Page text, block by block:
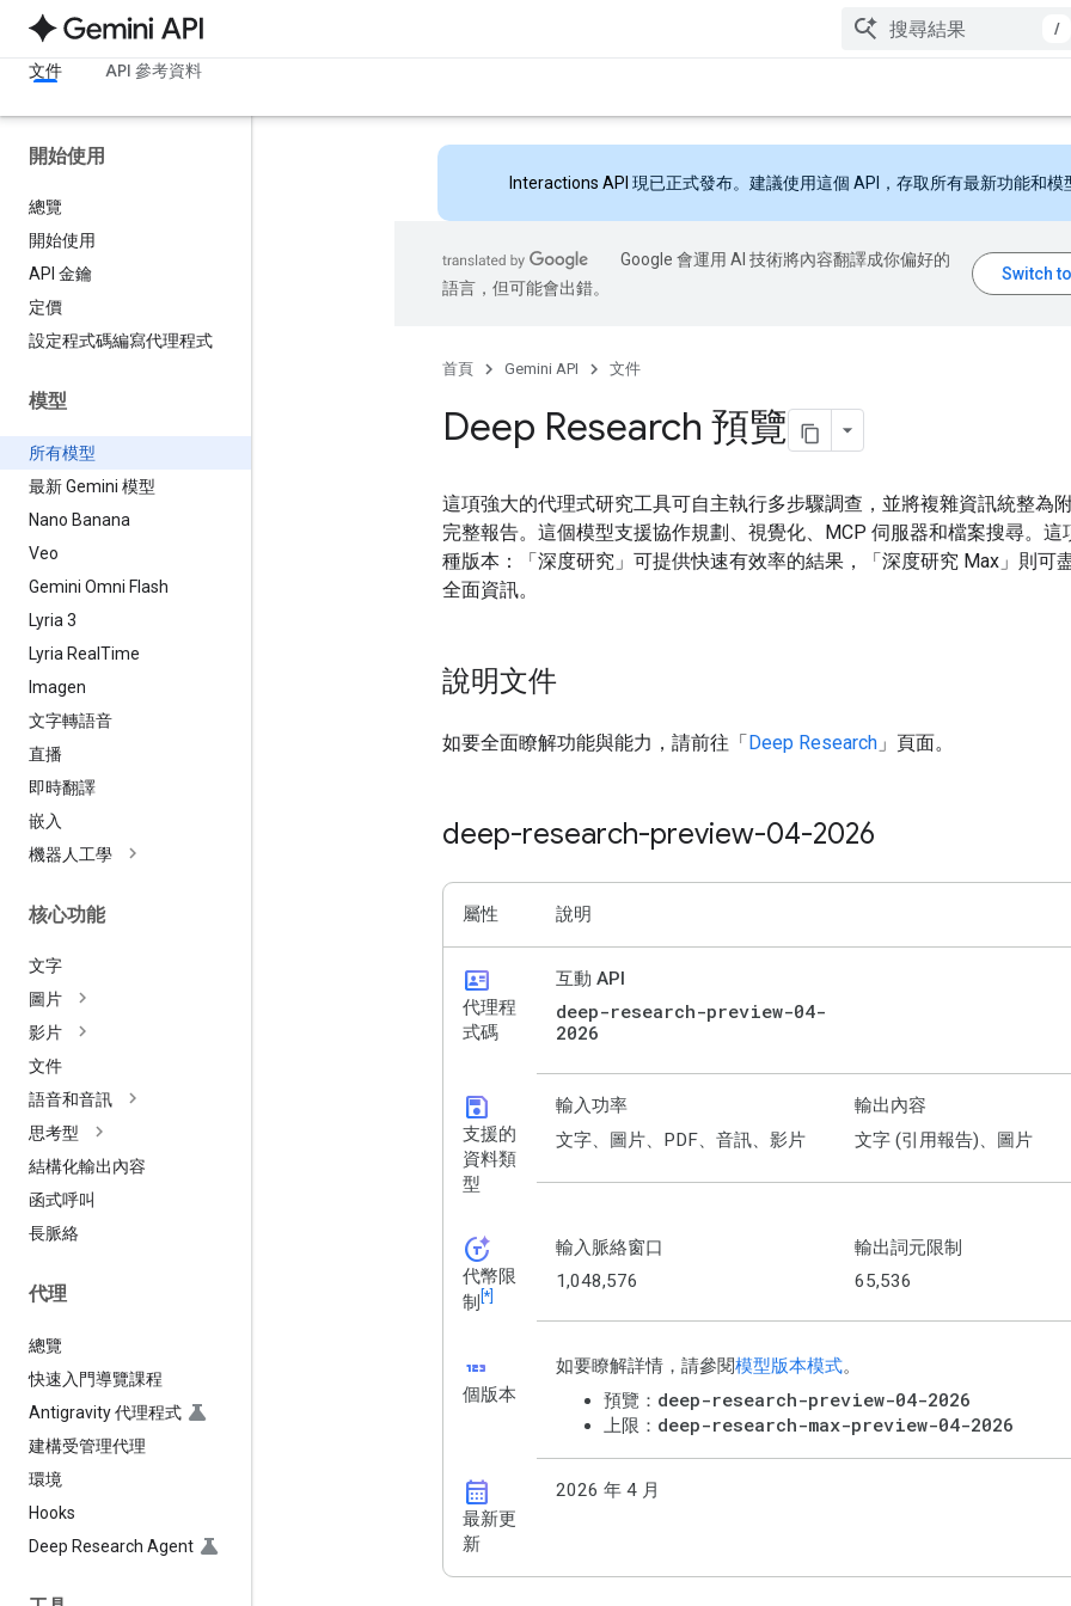
/
文件 API 參考資料
開始使用
總覽
開始使用
API 金鑰
定價
設定程式碼編寫代理程式
模型
所有模型
最新 Gemini 模型
Nano Banana
Veo
Gemini Omni Flash
Lyria 3
Lyria Real Time
Imagen
文字轉語音
直播
即時翻譯
嵌入
機器人工學
核心功能
文字
圖片
影片
文件
語音和音訊
思考型
結構化輸出內容
函式呼叫
長脈絡
代理
總覽
快速入門導覽課程
Antigravity 代理程式
建構受管理代理
環境
Hooks
Deep Research Agent
Interactions API 現已正式發布。建議使用這個 API，存取所有最新功能和模
Google 會運用 AI 技術將內容翻譯成你偏好的
語言，但可能會出錯。
首頁 Gemini API 文件
Deep Research 預覽
這項強大的代理式研究工具可自主執行多步驟調查，並將複雜資訊統整為
完整報告。這個模型支援協作規劃、視覺化、MCP 伺服器和檔案搜尋。這
種版本：「深度研究」可提供快速有效率的結果，「深度研究 Max」則可
全面資訊。
說明文件
如要全面瞭解功能與能力，請前往「Deep Research 」頁面。
deep-research-preview-04-2026
屬性 說明
id_card
代理程
式碼
互動 API
deep-research-preview-04-
2026
save
支援的
資料類
型
輸入功率
文字、圖片、PDF、音訊、影片
輸出內容
文字 (引用報告)、圖片
token_auto
代幣限
制 [*]
輸入脈絡窗口
1,048,576
輸出詞元限制
65,536
123
個版本
如要瞭解詳情，請參閱模型版本模式。
預覽： deep-research-preview-04-2026
上限： deep-research-max-preview-04-2026
calendar_month
最新更
新
2026 年 4 月